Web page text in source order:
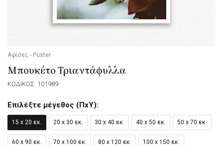
Αφίσες - Poster
Μπουκέτο Τριαντάφυλλα
ΚΩΔΙΚΟΣ: 101989
Επιλέξτε μέγεθος (ΠxΥ):
15 x 20 εκ. 20 x 30 εκ. 30 x 40 εκ. 40 x 50 εκ. 50 x 70 εκ.
60 x 90 εκ. 70 x 100 εκ. 80 x 120 εκ. 100 x 150 εκ.